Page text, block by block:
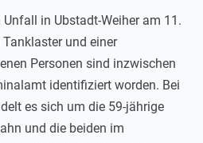
in Ubstadt-Weiher am 11.
und einer
Personen sind inzwischen
identifiziert worden. Bei
es sich um die 59-jährige
und die beiden im